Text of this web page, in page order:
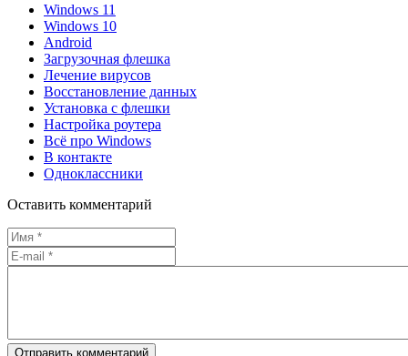
Windows 11
Windows 10
Android
Загрузочная флешка
Лечение вирусов
Восстановление данных
Установка с флешки
Настройка роутера
Всё про Windows
В контакте
Одноклассники
Оставить комментарий